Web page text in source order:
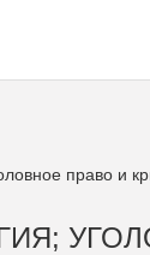
право и